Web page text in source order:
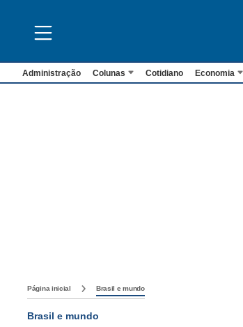
Administração Colunas Cotidiano Economia
Página inicial Brasil e mundo
Brasil e mundo